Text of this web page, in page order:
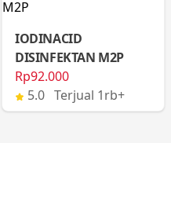
IODINACID
DISINFEKTAN M2P
Rp92.000
5.0 Terjual 1rb+